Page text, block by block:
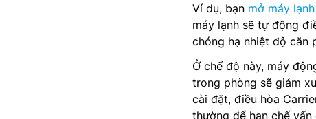
Ví dụ, bạn mở máy lạnh
máy lạnh sẽ tự động
chóng hạ nhiệt độ căn
Ở chế độ này, máy
trong phòng sẽ giảm
cài đặt, điều hòa
thường để hạn chế